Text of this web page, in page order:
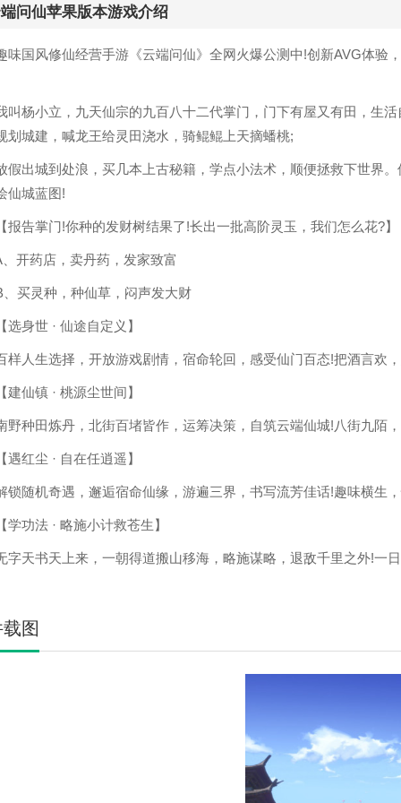
问仙苹果版本游戏介绍
风修仙经营手游《云端问仙》全网火爆公测中!创新AVG体验，
小立，九天仙宗的九百八十二代掌门，门下有屋又有田，生活
划城建，喊龙王给灵田浇水，骑鲲鲲上天摘蟠桃;
城到处浪，买几本上古秘籍，学点小法术，顺便拯救下世界。
仙城蓝图!
掌门!你种的发财树结果了!长出一批高阶灵玉，我们怎么花?】
药店，卖丹药，发家致富
灵种，种仙草，闷声发大财
世 · 仙途自定义】
生选择，开放游戏剧情，宿命轮回，感受仙门百态!把酒言欢
镇 · 桃源尘世间】
田炼丹，北街百堵皆作，运筹决策，自筑云端仙城!八街九陌
尘 · 自在任逍遥】
机奇遇，邂逅宿命仙缘，游遍三界，书写流芳佳话!趣味横生
法 · 略施小计救苍生】
书天上来，一朝得道搬山移海，略施谋略，退敌千里之外!一日
图